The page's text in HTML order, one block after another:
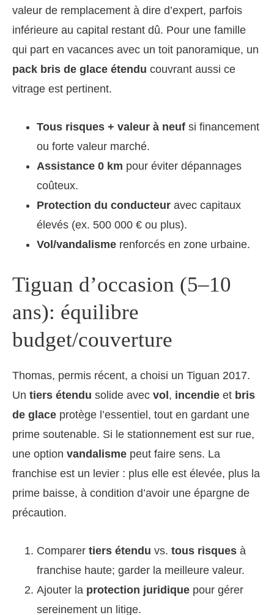
valeur de remplacement à dire d’expert, parfois
inférieure au capital restant dû. Pour une famille
qui part en vacances avec un toit panoramique, un
pack bris de glace étendu couvrant aussi ce
vitrage est pertinent.
Tous risques + valeur à neuf si financement
ou forte valeur marché.
Assistance 0 km pour éviter dépannages
coûteux.
Protection du conducteur avec capitaux
élevés (ex. 500 000 € ou plus).
Vol/vandalisme renforcés en zone urbaine.
Tiguan d’occasion (5–10
ans): équilibre
budget/couverture
Thomas, permis récent, a choisi un Tiguan 2017.
Un tiers étendu solide avec vol , incendie et bris
de glace protège l’essentiel, tout en gardant une
prime soutenable. Si le stationnement est sur rue,
une option vandalisme peut faire sens. La
franchise est un levier : plus elle est élevée, plus la
prime baisse, à condition d’avoir une épargne de
précaution.
Comparer tiers étendu vs. tous risques à
franchise haute; garder la meilleure valeur.
Ajouter la protection juridique pour gérer
sereinement un litige.